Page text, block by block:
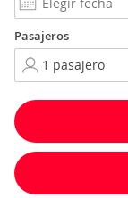
Pasajeros